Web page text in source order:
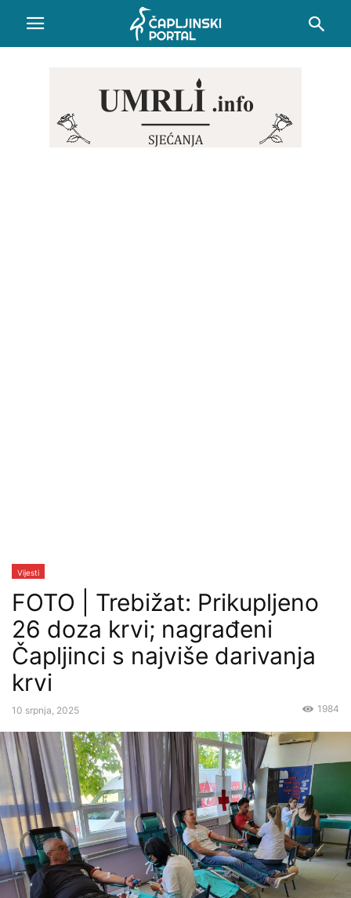
Vijesti
FOTO | Trebižat: Prikupljeno
26 doza krvi; nagrađeni
Čapljinci s najviše darivanja
krvi
10 srpnja, 2025 1984